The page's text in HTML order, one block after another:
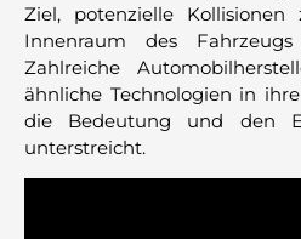
Ziel, potenzielle
Innenraum des
Zahlreiche
ähnliche Technologien in
die Bedeutung und den
unterstreicht.